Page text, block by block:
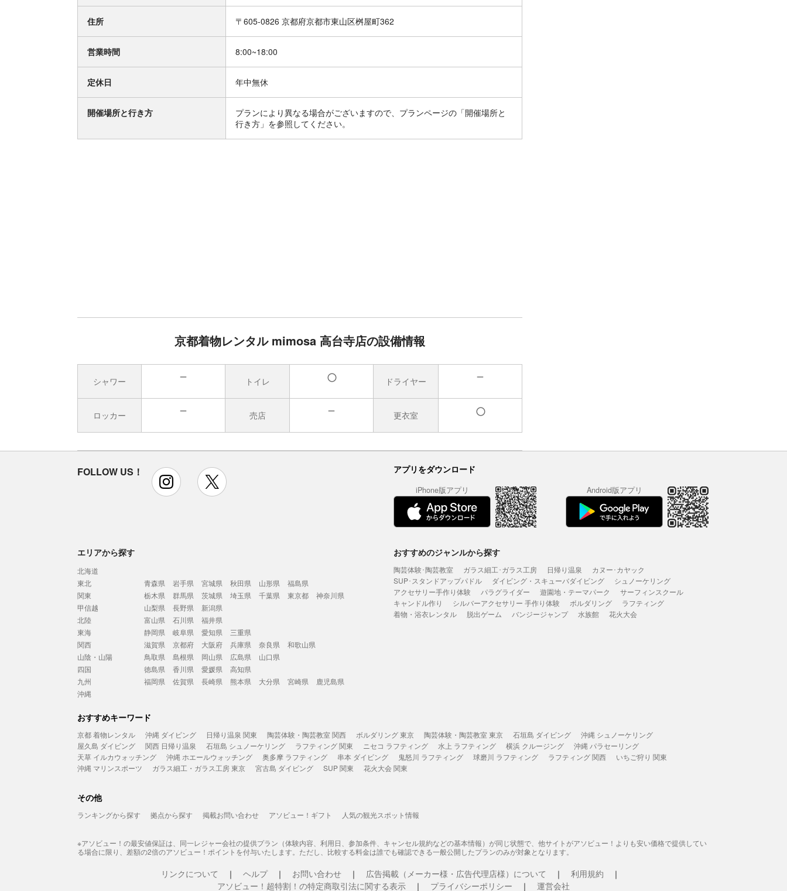
住所 〒605-0826 京都府京都市東山区桝屋町362
営業時間 8:00~18:00
定休日 年中無休
開催場所と行き方
プランにより異なる場合がございますので、プランページの「開催場所と
行き方」を参照してください。
京都着物レンタル mimosa 高台寺店の設備情報
シャワー トイレ ドライヤー
ロッカー 売店 更衣室
FOLLOW US！ instagram アプリをダウンロード
iPhone版アプリ Android版アプリ
エリアから探す
北海道
東北
青森県 岩手県 宮城県 秋田県 山形県
福島県
関東
栃木県 群馬県 茨城県 埼玉県 千葉県 東京都
神奈川県
甲信越
山梨県 長野県
新潟県
北陸
富山県 石川県
福井県
東海
静岡県 岐阜県 愛知県
三重県
関西
滋賀県 京都府 大阪府 兵庫県 奈良県
和歌山県
山陰・山陽
鳥取県 島根県 岡山県 広島県
山口県
四国
徳島県 香川県 愛媛県
高知県
九州
福岡県 佐賀県 長崎県 熊本県 大分県 宮崎県
鹿児島県
沖縄
おすすめのジャンルから探す
陶芸体験･陶芸教室 ガラス細工･ガラス工房 日帰り温泉
カヌー･カヤック
SUP･スタンドアップパドル
ダイビング・スキューバダイビング
シュノーケリング
アクセサリー手作り体験
パラグライダー 遊園地・テーマパーク
サーフィンスクール
キャンドル作り
シルバーアクセサリー 手作り体験 ボルダリング
ラフティング
着物・浴衣レンタル
脱出ゲーム バンジージャンプ 水族館 花火大会
おすすめキーワード
京都 着物レンタル 沖縄 ダイビング 日帰り温泉 関東 陶芸体験・陶芸教室 関西 ボルダリング 東京 陶芸体験・陶芸教室 東京 石垣島 ダイビング
沖縄 シュノーケリング
屋久島 ダイビング
関西 日帰り温泉 石垣島 シュノーケリング ラフティング 関東 ニセコ ラフティング 水上 ラフティング 横浜 クルージング
沖縄 パラセーリング
天草 イルカウォッチング
沖縄 ホエールウォッチング 奥多摩 ラフティング 串本 ダイビング 鬼怒川 ラフティング 球磨川 ラフティング ラフティング 関西
いちご狩り 関東
沖縄 マリンスポーツ
ガラス細工・ガラス工房 東京 宮古島 ダイビング SUP 関東 花火大会 関東
その他
ランキングから探す 拠点から探す 掲載お問い合わせ アソビュー！ギフト 人気の観光スポット情報
※アソビュー！の最安値保証は、同一レジャー会社の提供プラン（体験内容、利用日、参加条件、キャンセル規約などの基本情報）が同じ状態で、他サイトがアソビュー！よりも安い価格で提供してい
る場合に限り、差額の2倍のアソビュー！ポイントを付与いたします。ただし、比較する料金は誰でも確認できる一般公開したプランのみが対象となります。
リンクについて ヘルプ お問い合わせ 広告掲載（メーカー様・広告代理店様）について
利用規約
アソビュー！超特割！の特定商取引法に関する表示
プライバシーポリシー 運営会社